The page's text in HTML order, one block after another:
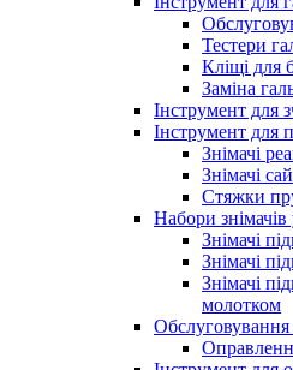
Тестери
Кліщі для
Заміна
Інструмент для
Інструмент для
Знімачі
Знімачі
Стяжки
Набори знімачів
Знімачі
Знімачі
Знімачі
молотком